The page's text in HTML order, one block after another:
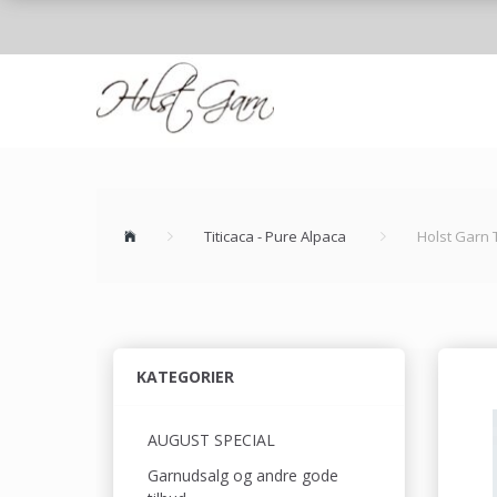
Titicaca - Pure Alpaca Holst Garn
KATEGORIER
AUGUST SPECIAL
Garnudsalg og andre gode